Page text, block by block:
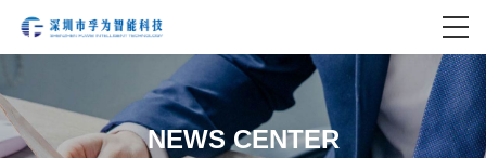
NEWS CENTER